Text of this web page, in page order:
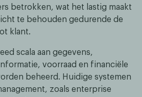
betrokken, wat het lastig maakt
te behouden gedurende de
klant.
scala aan gegevens,
voorraad en financiële
beheerd. Huidige systemen
zoals enterprise